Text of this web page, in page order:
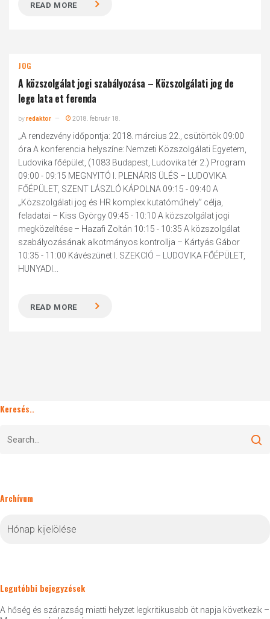
READ MORE
JOG
A közszolgálat jogi szabályozása – Közszolgálati jog de
lege lata et ferenda
byredaktor 2018. február 18.
„A rendezvény időpontja: 2018. március 22., csütörtök 09:00
óra A konferencia helyszíne: Nemzeti Közszolgálati Egyetem,
Ludovika főépület, (1083 Budapest, Ludovika tér 2.) Program
09:00 - 09:15 MEGNYITÓ I. PLENÁRIS ÜLÉS – LUDOVIKA
FŐÉPÜLET, SZENT LÁSZLÓ KÁPOLNA 09:15 - 09:40 A
„Közszolgálati jog és HR komplex kutatóműhely” célja,
feladatai – Kiss György 09:45 - 10:10 A közszolgálat jogi
megközelítése – Hazafi Zoltán 10:15 - 10:35 A közszolgálat
szabályozásának alkotmányos kontrollja – Kártyás Gábor
10:35 - 11:00 Kávészünet I. SZEKCIÓ – LUDOVIKA FŐÉPÜLET,
HUNYADI...
READ MORE
Keresés..
Archívum
Legutóbbi bejegyzések
A hőség és szárazság miatti helyzet legkritikusabb öt napja következik –